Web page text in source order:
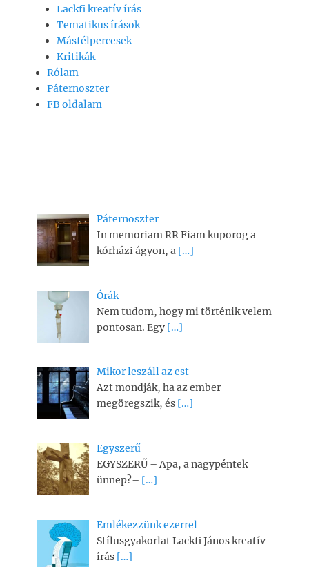
Lackfi kreatív írás
Tematikus írások
Másfélpercesek
Kritikák
Rólam
Páternoszter
FB oldalam
Páternoszter
In memoriam RR Fiam kuporog a
kórházi ágyon, a […]
Órák
Nem tudom, hogy mi történik velem
pontosan. Egy […]
Mikor leszáll az est
Azt mondják, ha az ember
megöregszik, és […]
Egyszerű
EGYSZERŰ – Apa, a nagypéntek
ünnep?– […]
Emlékezzünk ezerrel
Stílusgyakorlat Lackfi János kreatív
írás […]